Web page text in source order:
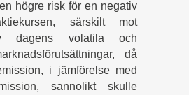
högre risk för en negativ
särskilt mot
dagens volatila och
då
i jämförelse med
sannolikt skulle